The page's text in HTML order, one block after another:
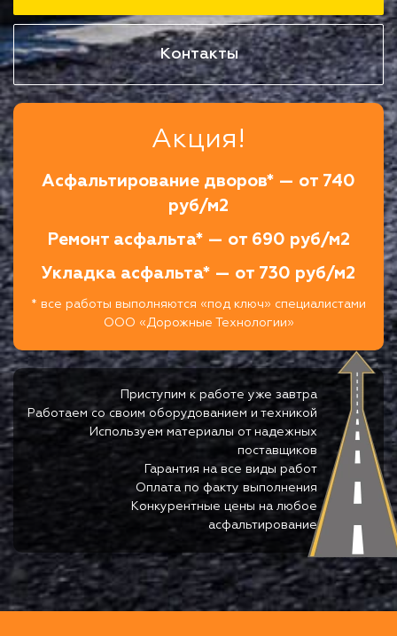
Контакты
Акция!
Асфальтирование дворов* — от 740
руб/м2
Ремонт асфальта* — от 690 руб/м2
Укладка асфальта* — от 730 руб/м2
* все работы выполняются «под ключ» специалистами
ООО «Дорожные Технологии»
Приступим к работе уже завтра
Работаем со своим оборудованием и техникой
Используем материалы от надежных
поставщиков
Гарантия на все виды работ
Оплата по факту выполнения
Конкурентные цены на любое
асфальтирование